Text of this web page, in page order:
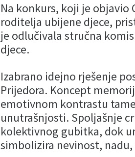
Na konkurs, koji je objavio
roditelja ubijene djece,
je odlučivala stručna
djece.
Izabrano idejno rješenje
Prijedora. Koncept
emotivnom kontrastu
unutrašnjosti. Spoljašnje
kolektivnog gubitka, dok
simbolizira nevinost,